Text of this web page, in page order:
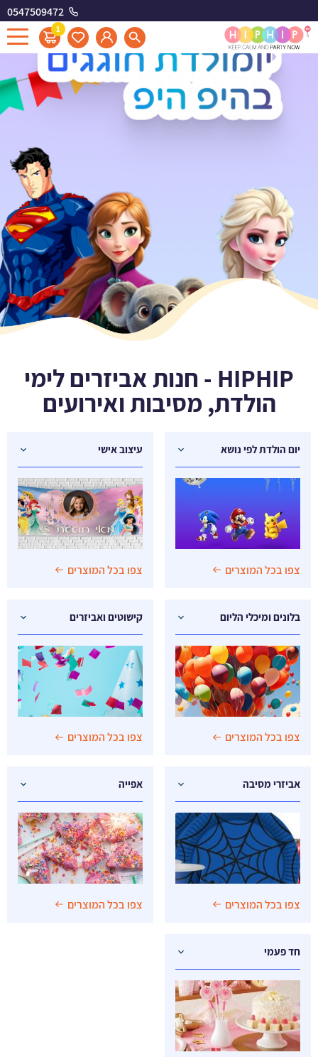
0547509472
1
HIPHIP - חנות אביזרים לימי
הולדת, מסיבות ואירועים
יום הולדת לפי נושא
צפו בכל המוצרים
עיצוב אישי
צפו בכל המוצרים
בלונים ומיכלי הליום
צפו בכל המוצרים
קישוטים ואביזרים
צפו בכל המוצרים
אביזרי מסיבה
צפו בכל המוצרים
אפייה
צפו בכל המוצרים
חד פעמי